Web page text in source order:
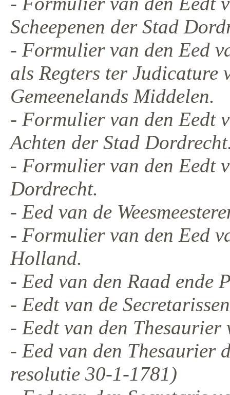
Scheepenen der Stad
- Formulier van den Eed
als Regters ter Judicature
Gemeenelands Middelen.
- Formulier van den Eedt
Achten der Stad
- Formulier van den Eedt
Dordrecht.
- Eed van de
- Formulier van den Eed
Holland.
- Eed van den Raad ende
- Eedt van de
- Eedt van den Thesaurier
- Eed van den Thesaurier
resolutie 30-1-1781)